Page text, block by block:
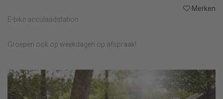
Merken
E-bike acculaadstation
Groepen ook op weekdagen op afspraak!